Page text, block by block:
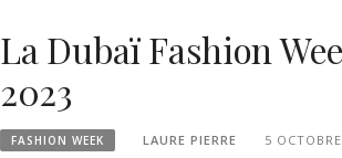
La Dubaï Fashion
2023
FASHION WEEK LAURE PIERRE 5